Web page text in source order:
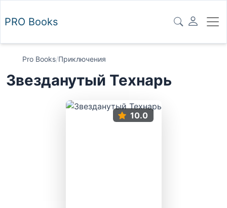
PRO Books
Pro Books/Приключения
Звезданутый Технарь
10.0